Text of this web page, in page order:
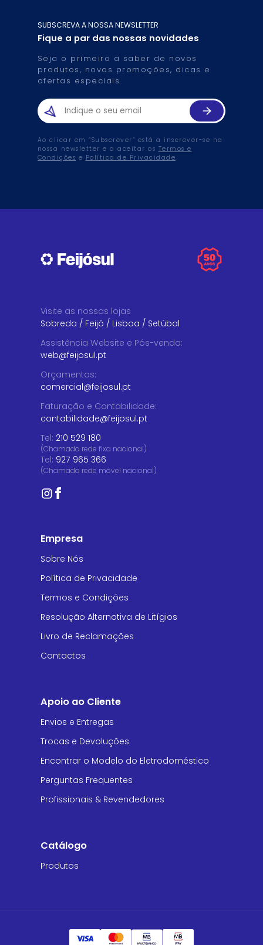
SUBSCREVA A NOSSA NEWSLETTER
Fique a par das nossas novidades
Seja o primeiro a saber de novos
produtos, novas promoções, dicas e
ofertas especiais.
Ao clicar em “Subscrever” está a inscrever-se na
nossa newsletter e a aceitar os Termos e
Condições e Política de Privacidade.
Visite as nossas lojas
Sobreda / Feijó / Lisboa / Setúbal
Assistência Website e Pós-venda:
web@feijosul.pt
Orçamentos:
comercial@feijosul.pt
Faturação e Contabilidade:
contabilidade@feijosul.pt
Tel: 210 529 180
(Chamada rede fixa nacional)
Tel: 927 965 366
(Chamada rede móvel nacional)
Empresa
Sobre Nós
Política de Privacidade
Termos e Condições
Resolução Alternativa de Litígios
Livro de Reclamações
Contactos
Apoio ao Cliente
Envios e Entregas
Trocas e Devoluções
Encontrar o Modelo do Eletrodoméstico
Perguntas Frequentes
Profissionais & Revendedores
Catálogo
Produtos